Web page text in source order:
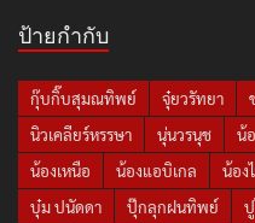
ป้ายกำกับ
กุ๊บกิ๊บสุมณทิพย์ จุ๋ยวรัทยา
นิวเคลียร์หรรษา
นุ่นวรนุช น้
น้องเหนือ
น้องแอบิเกล น้อง
บุ๋ม ปนัดดา
ปุ๊กลุกฝนทิพย์